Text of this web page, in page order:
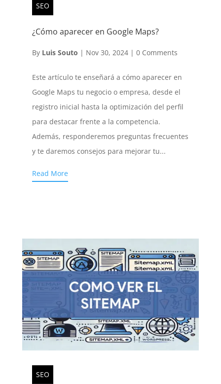
SEO
¿Cómo aparecer en Google Maps?
By Luis Souto | Nov 30, 2024| 0 Comments
Este artículo te enseñará a cómo aparecer en
Google Maps tu negocio o empresa, desde el
registro inicial hasta la optimización del perfil
para destacar frente a la competencia.
Además, responderemos preguntas frecuentes
y te daremos consejos para mejorar tu...
Read More
SEO